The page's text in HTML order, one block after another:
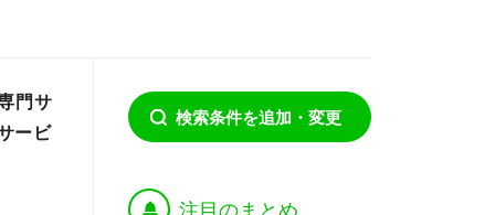
門サ
ービ
検索条件を追加・変更
† 注目のまとめ